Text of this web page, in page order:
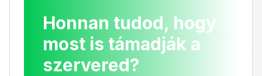
Honnan tudod, hogy
most is támadják a
szervered?